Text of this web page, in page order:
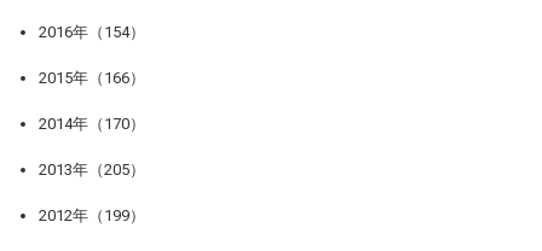
2016年（154）
2015年（166）
2014年（170）
2013年（205）
2012年（199）